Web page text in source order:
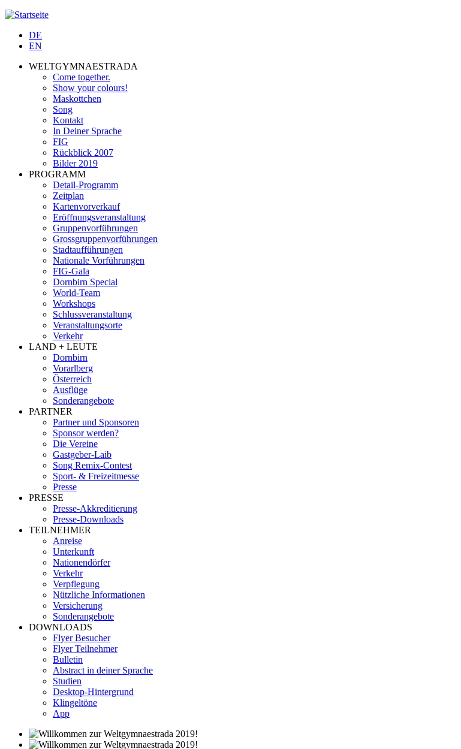
Jump to navigation
DE
EN
WELTGYMNAESTRADA
Come together.
Show your colours!
Maskottchen
Song
Kontakt
In Deiner Sprache
FIG
Rückblick 2007
Bilder 2019
PROGRAMM
Detail-Programm
Zeitplan
Kartenvorverkauf
Eröffnungsveranstaltung
Gruppenvorführungen
Grossgruppenvorführungen
Stadtaufführungen
Nationale Vorführungen
FIG-Gala
Dornbirn Special
World-Team
Workshops
Schlussveranstaltung
Veranstaltungsorte
Verkehr
LAND + LEUTE
Dornbirn
Vorarlberg
Österreich
Ausflüge
Sonderangebote
PARTNER
Partner und Sponsoren
Sponsor werden?
Die Vereine
Gastgeber-Laib
Song Remix-Contest
Sport- & Freizeitmesse
Presse
PRESSE
Presse-Akkreditierung
Presse-Downloads
TEILNEHMER
Anreise
Unterkunft
Nationendörfer
Verkehr
Verpflegung
Nützliche Informationen
Versicherung
Sonderangebote
DOWNLOADS
Flyer Besucher
Flyer Teilnehmer
Bulletin
Abstract in deiner Sprache
Studien
Desktop-Hintergrund
Klingeltöne
App